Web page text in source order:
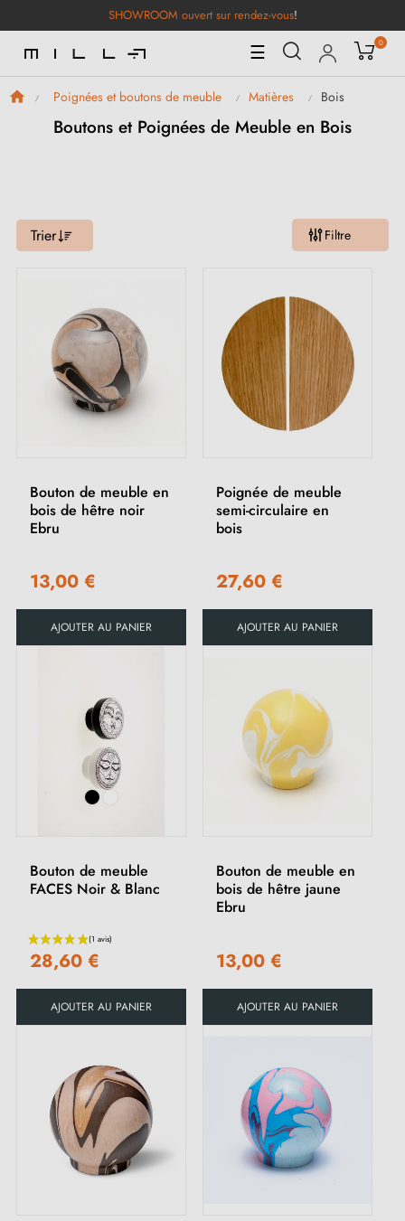
SHOWROOM ouvert sur rendez-vous!
Basculer
la
navigation
☰ 0
Poignées et boutons de meuble Matières Bois
Boutons et Poignées de Meuble en Bois
Trier Filtre
Bouton de meuble en
bois de hêtre noir
Ebru
13,00 €
AJOUTER AU PANIER
Poignée de meuble
semi-circulaire en
bois
27,60 €
AJOUTER AU PANIER
Bouton de meuble
FACES Noir & Blanc
28,60 €
AJOUTER AU PANIER
Bouton de meuble en
bois de hêtre jaune
Ebru
13,00 €
AJOUTER AU PANIER